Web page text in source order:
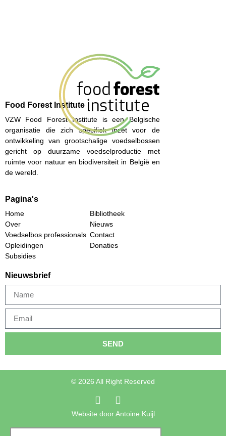
Food Forest Institute
VZW Food Forest Institute is een Belgische
organisatie die zich specifiek inzet voor de
ontwikkeling van grootschalige voedselbossen
gericht op duurzame voedselproductie met
ruimte voor natuur en biodiversiteit in België en
de wereld.
Pagina's
Home
Over
Voedselbos professionals
Opleidingen
Subsidies
Bibliotheek
Nieuws
Contact
Donaties
Nieuwsbrief
SEND
© 2026 All Right Reserved
Website door Antoine Kuijl